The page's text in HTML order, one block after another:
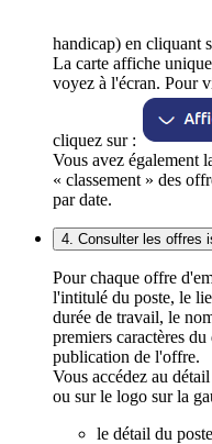
handicap) en cliquant
La carte affiche
voyez à l'écran. Pour
cliquez sur :
Vous avez également
« classement » des
par date.
4. Consulter les offres
Pour chaque offre
l'intitulé du poste, le
durée de travail, le
premiers caractères
publication de l'offre.
Vous accédez au
ou sur le logo sur la
le détail du